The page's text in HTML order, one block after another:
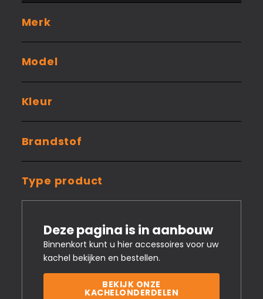
Informatie
Merk
Model
Kleur
Brandstof
Type product
Deze pagina is in aanbouw
Binnenkort kunt u hier accessoires voor uw
kachel bekijken en bestellen.
BEKIJK ONZE
KACHELONDERDELEN